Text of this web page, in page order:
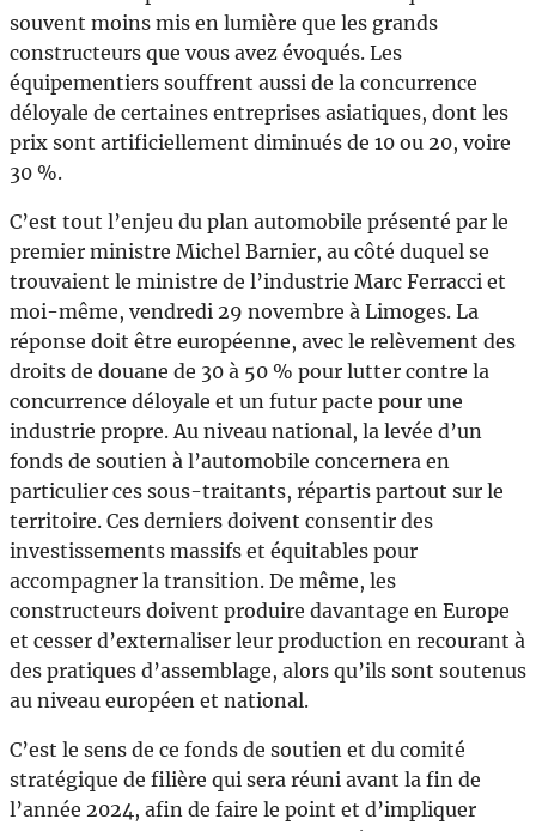
souvent moins mis en lumière que les grands
constructeurs que vous avez évoqués. Les
équipementiers souffrent aussi de la concurrence
déloyale de certaines entreprises asiatiques, dont les
prix sont artificiellement diminués de 10 ou 20, voire
30 %.
C’est tout l’enjeu du plan automobile présenté par le
premier ministre Michel Barnier, au côté duquel se
trouvaient le ministre de l’industrie Marc Ferracci et
moi-même, vendredi 29 novembre à Limoges. La
réponse doit être européenne, avec le relèvement des
droits de douane de 30 à 50 % pour lutter contre la
concurrence déloyale et un futur pacte pour une
industrie propre. Au niveau national, la levée d’un
fonds de soutien à l’automobile concernera en
particulier ces sous-traitants, répartis partout sur le
territoire. Ces derniers doivent consentir des
investissements massifs et équitables pour
accompagner la transition. De même, les
constructeurs doivent produire davantage en Europe
et cesser d’externaliser leur production en recourant à
des pratiques d’assemblage, alors qu’ils sont soutenus
au niveau européen et national.
C’est le sens de ce fonds de soutien et du comité
stratégique de filière qui sera réuni avant la fin de
l’année 2024, afin de faire le point et d’impliquer